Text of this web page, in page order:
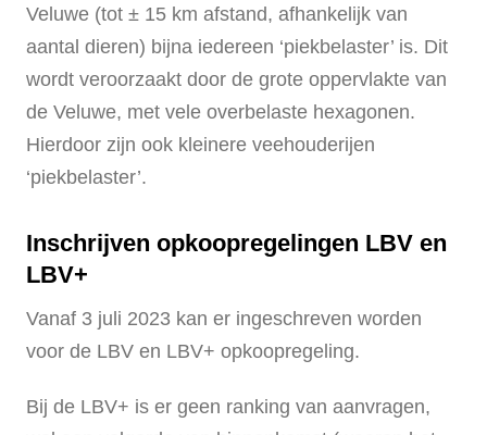
Veluwe (tot ± 15 km afstand, afhankelijk van
aantal dieren) bijna iedereen ‘piekbelaster’ is. Dit
wordt veroorzaakt door de grote oppervlakte van
de Veluwe, met vele overbelaste hexagonen.
Hierdoor zijn ook kleinere veehouderijen
‘piekbelaster’.
Inschrijven opkoopregelingen LBV en
LBV+
Vanaf 3 juli 2023 kan er ingeschreven worden
voor de LBV en LBV+ opkoopregeling.
Bij de LBV+ is er geen ranking van aanvragen,